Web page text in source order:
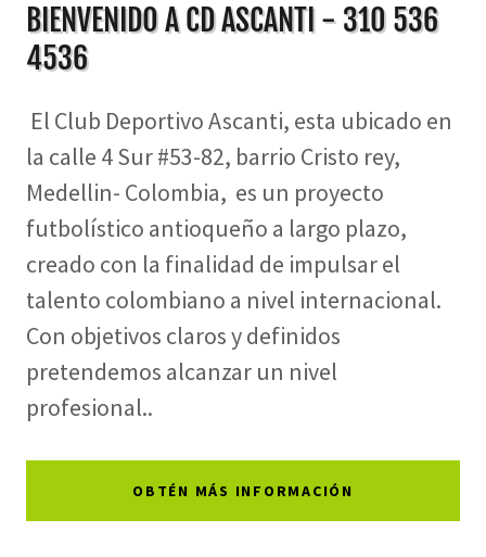
BIENVENIDO A CD ASCANTI - 310 536
4536
El Club Deportivo Ascanti, esta ubicado en
la calle 4 Sur #53-82, barrio Cristo rey,
Medellin- Colombia, es un proyecto
futbolístico antioqueño a largo plazo,
creado con la finalidad de impulsar el
talento colombiano a nivel internacional.
Con objetivos claros y definidos
pretendemos alcanzar un nivel
profesional..
OBTÉN MÁS INFORMACIÓN